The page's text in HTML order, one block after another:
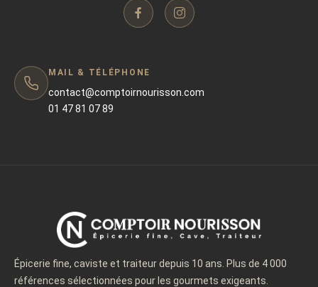
MAIL & TÉLÉPHONE
contact@comptoirnourisson.com
01 47 81 07 89
Épicerie fine, caviste et traiteur depuis 10 ans. Plus de 4 000
références sélectionnées pour les gourmets exigeants.